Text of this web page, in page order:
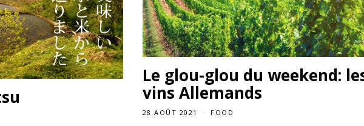
Le glou-glou du weekend:
vins Allemands
28 AOÛT 2021 FOOD